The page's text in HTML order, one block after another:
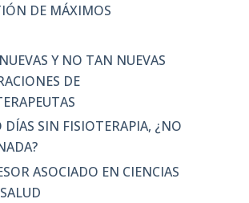
DE MÁXIMOS
Y NO TAN NUEVAS
DE
DÍAS SIN FISIOTERAPIA, ¿NO
ASOCIADO EN CIENCIAS